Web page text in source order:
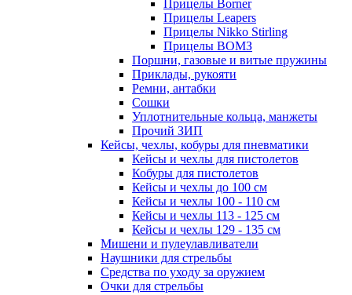
Прицелы Borner
Прицелы Leapers
Прицелы Nikko Stirling
Прицелы ВОМЗ
Поршни, газовые и витые пружины
Приклады, рукояти
Ремни, антабки
Сошки
Уплотнительные кольца, манжеты
Прочий ЗИП
Кейсы, чехлы, кобуры для пневматики
Кейсы и чехлы для пистолетов
Кобуры для пистолетов
Кейсы и чехлы до 100 см
Кейсы и чехлы 100 - 110 см
Кейсы и чехлы 113 - 125 см
Кейсы и чехлы 129 - 135 см
Мишени и пулеулавливатели
Наушники для стрельбы
Средства по уходу за оружием
Очки для стрельбы